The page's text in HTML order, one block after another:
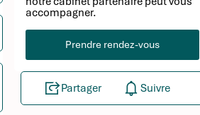
accompagner.
Prendre rendez-vous
Partager Suivre